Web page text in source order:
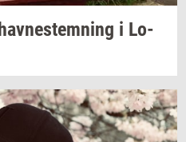
hav­ne­stem­ning i Lo­